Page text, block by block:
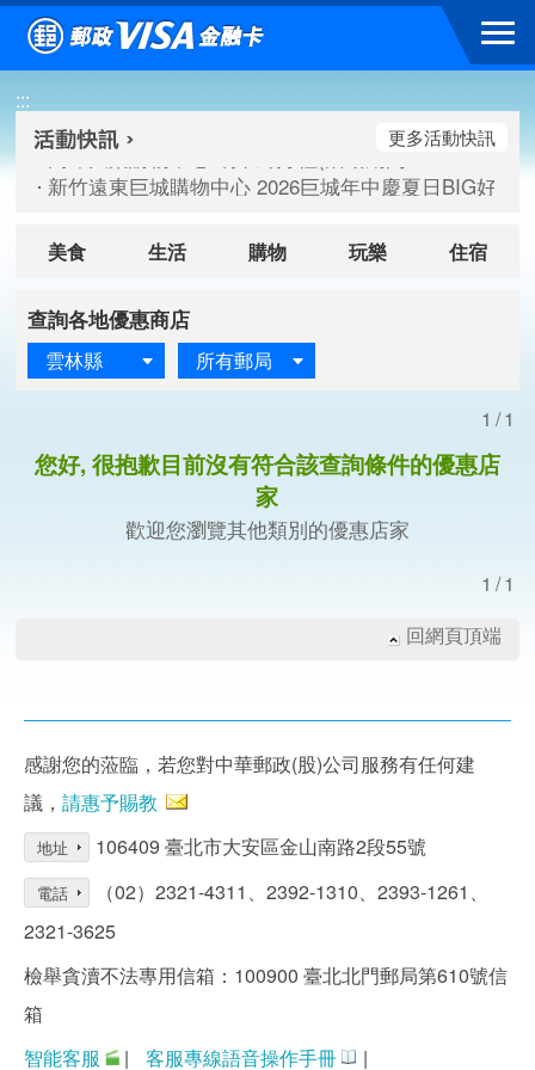
跳到主要內容區塊
:::
高雄大樂購物中心 刷卡郵好禮(活動期間：115/08/07-
臺北三創生活 有點東西第2波 刷卡郵好禮(活動期間：
高雄大樂購物中心 刷卡郵好禮(活動期間：115/08/07-
新竹遠東巨城購物中心 2026巨城年中慶夏日BIG好刷(
更多活動快訊
美食 生活 購物 玩樂 住宿
查詢各地優惠商店
雲林縣 所有郵局
1/1
您好, 很抱歉目前沒有符合該查詢條件的優惠店
家
歡迎您瀏覽其他類別的優惠店家
1/1
回網頁頂端
感謝您的蒞臨，若您對中華郵政(股)公司服務有任何建
議， 請惠予賜教
地址 106409 臺北市大安區金山南路2段55號
電話
（02）2321-4311、2392-1310、2393-1261、
2321-3625
檢舉貪瀆不法專用信箱：100900 臺北北門郵局第610號信
箱
智能客服
| 客服專線語音操作手冊 |